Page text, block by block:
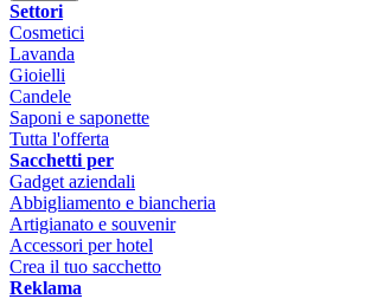
Settori
Cosmetici
Lavanda
Gioielli
Candele
Saponi e saponette
Tutta l'offerta
Sacchetti per
Gadget aziendali
Abbigliamento e biancheria
Artigianato e souvenir
Accessori per hotel
Crea il tuo sacchetto
Reklama